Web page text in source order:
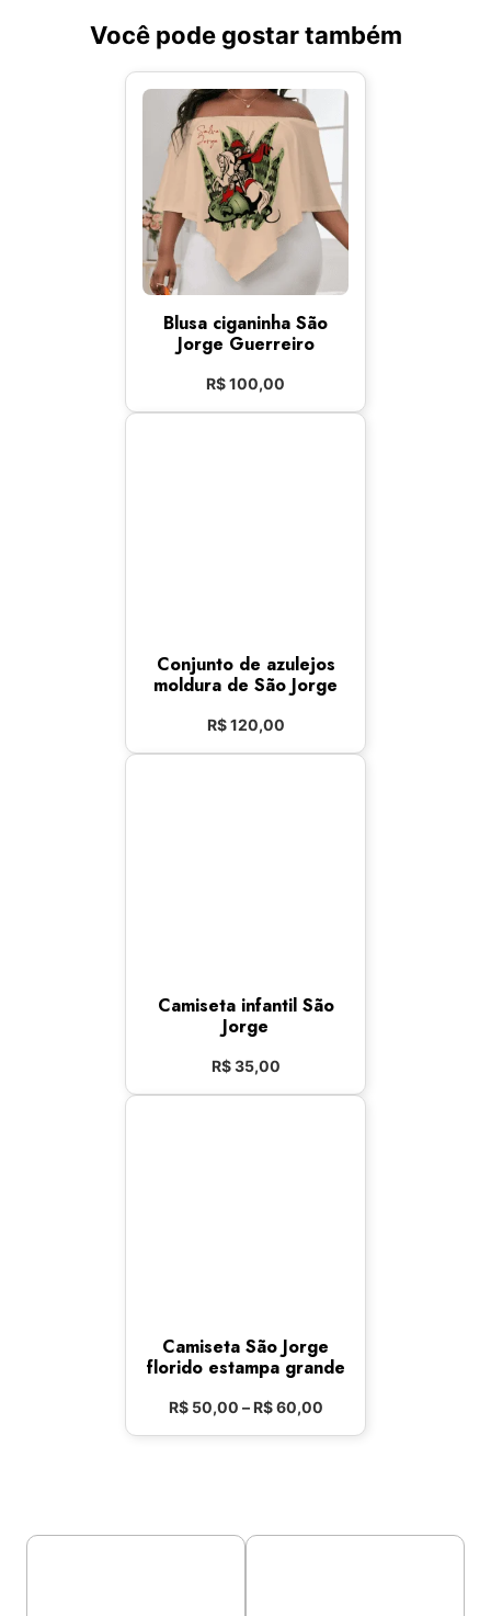
Você pode gostar também
Blusa ciganinha São
Jorge Guerreiro
R$100,00
Conjunto de azulejos
moldura de São Jorge
R$120,00
Camiseta infantil São
Jorge
R$35,00
Camiseta São Jorge
florido estampa grande
R$50,00 – R$60,00